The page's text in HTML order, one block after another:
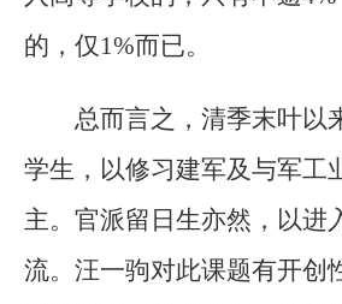
的，仅1%而已。
总而言之，清季末叶以
学生，以修习建军及与军工
主。官派留日生亦然，以进
流。汪一驹对此课题有开创